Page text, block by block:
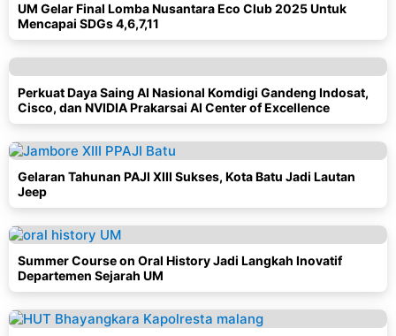
UM Gelar Final Lomba Nusantara Eco Club 2025 Untuk
Mencapai SDGs 4,6,7,11
Perkuat Daya Saing AI Nasional Komdigi Gandeng Indosat,
Cisco, dan NVIDIA Prakarsai AI Center of Excellence
Gelaran Tahunan PAJI XIII Sukses, Kota Batu Jadi Lautan
Jeep
Summer Course on Oral History Jadi Langkah Inovatif
Departemen Sejarah UM